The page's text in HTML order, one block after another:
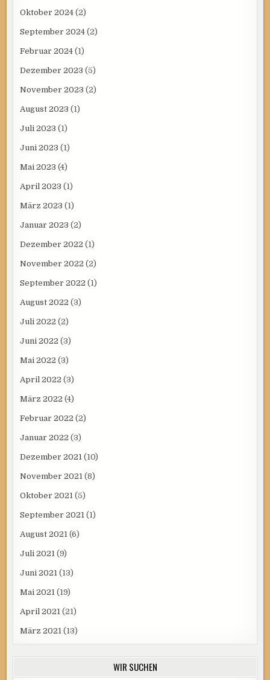
Oktober 2024 (2)
September 2024 (2)
Februar 2024 (1)
Dezember 2023 (5)
November 2023 (2)
August 2023 (1)
Juli 2023 (1)
Juni 2023 (1)
Mai 2023 (4)
April 2023 (1)
März 2023 (1)
Januar 2023 (2)
Dezember 2022 (1)
November 2022 (2)
September 2022 (1)
August 2022 (3)
Juli 2022 (2)
Juni 2022 (3)
Mai 2022 (3)
April 2022 (3)
März 2022 (4)
Februar 2022 (2)
Januar 2022 (3)
Dezember 2021 (10)
November 2021 (8)
Oktober 2021 (5)
September 2021 (1)
August 2021 (6)
Juli 2021 (9)
Juni 2021 (13)
Mai 2021 (19)
April 2021 (21)
März 2021 (13)
WIR SUCHEN